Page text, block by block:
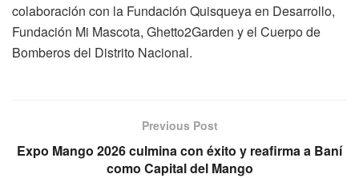
colaboración con la Fundación Quisqueya en Desarrollo,
Fundación Mi Mascota, Ghetto2Garden y el Cuerpo de
Bomberos del Distrito Nacional.
Previous Post
Expo Mango 2026 culmina con éxito y reafirma a Baní
como Capital del Mango